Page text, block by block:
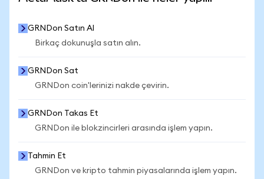
GRNDon Satın Al
Birkaç dokunuşla satın alın.
GRNDon Sat
GRNDon coin'lerinizi nakde çevirin.
GRNDon Takas Et
GRNDon ile blokzincirleri arasında işlem yapın.
Tahmin Et
GRNDon ve kripto tahmin piyasalarında işlem yapın.